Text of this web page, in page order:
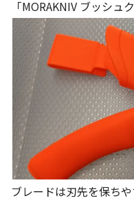
「MORAKNIV ブッシュ
ブレードは刃先を保ち